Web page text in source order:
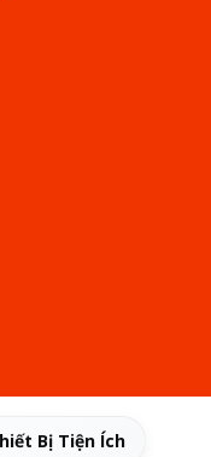
Cụ
Dạy Đàn Piano –
Bị Tiện Ích